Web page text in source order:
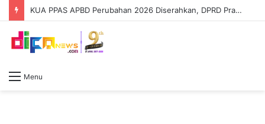
KUA PPAS APBD Perubahan 2026 Diserahkan, DPRD Prabumulih Segera Bahas
Menu